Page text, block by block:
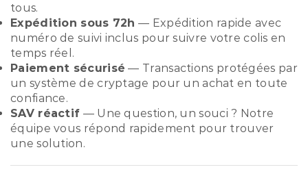
tous.
Expédition sous 72h — Expédition rapide avec
numéro de suivi inclus pour suivre votre colis en
temps réel.
Paiement sécurisé — Transactions protégées par
un système de cryptage pour un achat en toute
confiance.
SAV réactif — Une question, un souci ? Notre
équipe vous répond rapidement pour trouver
une solution.